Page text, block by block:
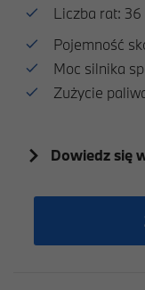
Liczba rat: 36
Pojemność
Moc silnika
Zużycie
Dowiedz się